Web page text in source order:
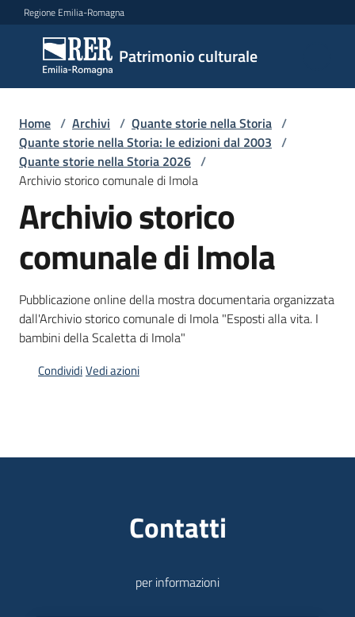
Vai al contenuto
Vai alla navigazione
Vai al footer
Regione Emilia-Romagna
Patrimonio culturale
Patrimonio
culturale
Argomenti
Novità
Servizi
Leggi
Atti
Bandi
Home / Archivi / Quante storie nella Storia /
Quante storie nella Storia: le edizioni dal 2003 /
Quante storie nella Storia 2026 /
Archivio storico comunale di Imola
Archivio storico
comunale di Imola
Pubblicazione online della mostra documentaria organizzata
dall'Archivio storico comunale di Imola "Esposti alla vita. I
bambini della Scaletta di Imola"
CondividiVedi azioni
Contatti
per informazioni